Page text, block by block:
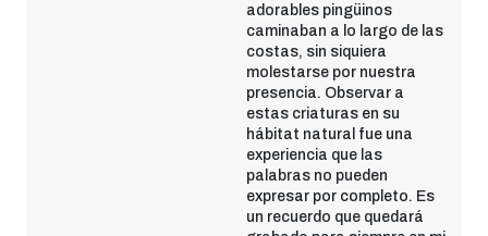
adorables pingüinos
caminaban a lo largo de las
costas, sin siquiera
molestarse por nuestra
presencia. Observar a
estas criaturas en su
hábitat natural fue una
experiencia que las
palabras no pueden
expresar por completo. Es
un recuerdo que quedará